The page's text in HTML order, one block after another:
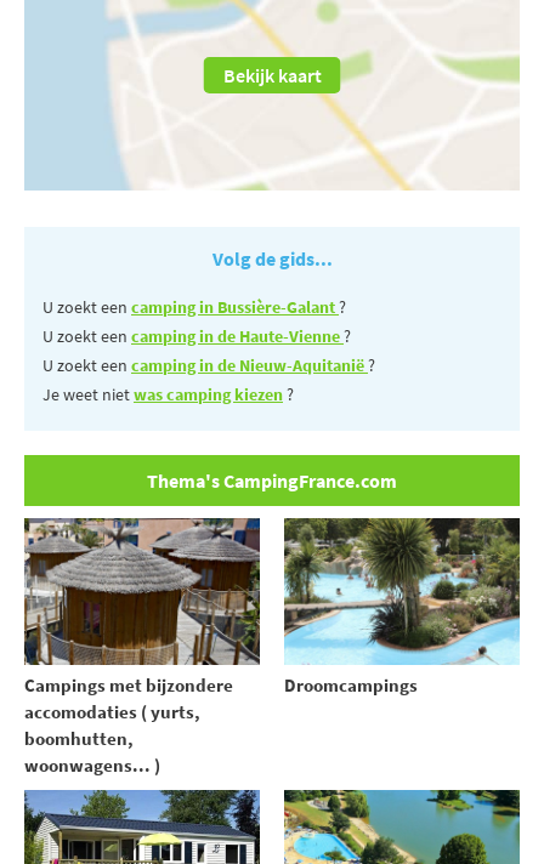
Bekijk kaart
Volg de gids...
U zoekt een camping in Bussière-Galant?
U zoekt een camping in de Haute-Vienne?
U zoekt een camping in de Nieuw-Aquitanië?
Je weet nietwas camping kiezen?
Thema's CampingFrance.com
Campings met bijzondere
accomodaties ( yurts,
boomhutten,
woonwagens... )
Droomcampings